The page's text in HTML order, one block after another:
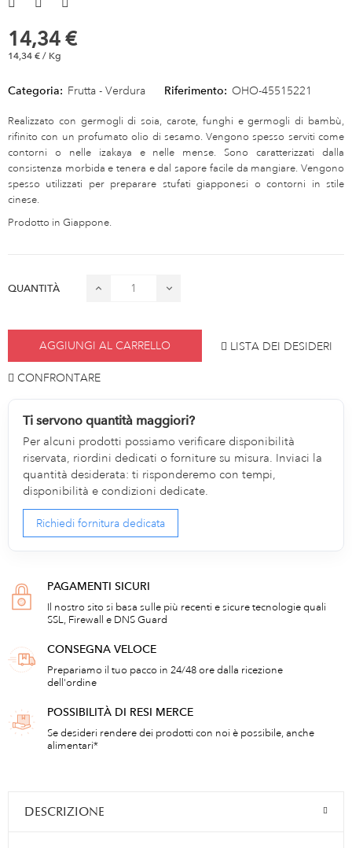
14,34 €
14,34 € / Kg
Categoria: Frutta - Verdura Riferimento: OHO-45515221
Realizzato con germogli di soia, carote, funghi e germogli di bambù,
rifinito con un profumato olio di sesamo. Vengono spesso serviti come
contorni o nelle izakaya e nelle mense. Sono caratterizzati dalla
consistenza morbida e tenera e dal sapore facile da mangiare. Vengono
spesso utilizzati per preparare stufati giapponesi o contorni in stile
cinese.
Prodotto in Giappone.
QUANTITÀ
AGGIUNGI AL CARRELLO LISTA DEI DESIDERI
CONFRONTARE
Ti servono quantità maggiori?
Per alcuni prodotti possiamo verificare disponibilità
riservata, riordini dedicati o forniture su misura. Inviaci la
quantità desiderata: ti risponderemo con tempi,
disponibilità e condizioni dedicate.
Richiedi fornitura dedicata
PAGAMENTI SICURI
Il nostro sito si basa sulle più recenti e sicure tecnologie quali
SSL, Firewall e DNS Guard
CONSEGNA VELOCE
Prepariamo il tuo pacco in 24/48 ore dalla ricezione
dell'ordine
POSSIBILITÀ DI RESI MERCE
Se desideri rendere dei prodotti con noi è possibile, anche
alimentari*
DESCRIZIONE